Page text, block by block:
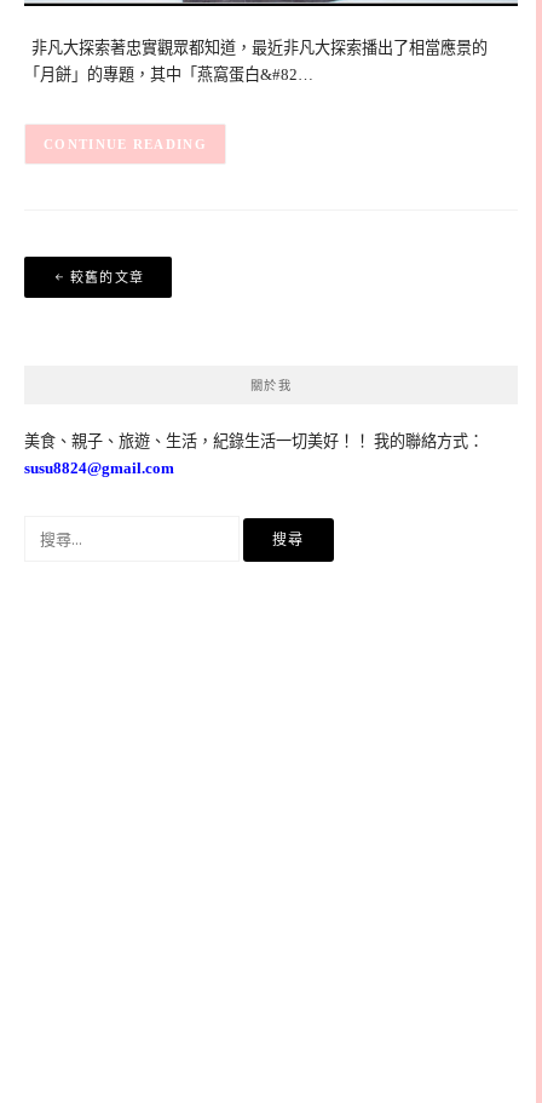
非凡大探索著忠實觀眾都知道，最近非凡大探索播出了相當應景的
「月餅」的專題，其中「燕窩蛋白&#82…
CONTINUE READING
文
章
較舊的文章
關於我
美食、親子、旅遊、生活，紀錄生活一切美好！！ 我的聯絡方式：
susu8824@gmail.com